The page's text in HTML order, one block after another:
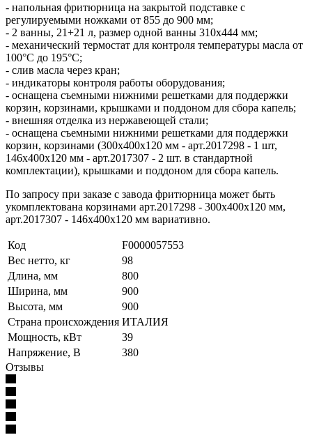
- напольная фритюрница на закрытой подставке с
регулируемыми ножками от 855 до 900 мм;
- 2 ванны, 21+21 л, размер одной ванны 310x444 мм;
- механический термостат для контроля температуры масла от
100°C до 195°C;
- слив масла через кран;
- индикаторы контроля работы оборудования;
- оснащена съемными нижними решетками для поддержки
корзин, корзинами, крышками и поддоном для сбора капель;
- внешняя отделка из нержавеющей стали;
- оснащена съемными нижними решетками для поддержки
корзин, корзинами (300x400x120 мм - арт.2017298 - 1 шт,
146x400x120 мм - арт.2017307 - 2 шт. в стандартной
комплектации), крышками и поддоном для сбора капель.
По запросу при заказе с завода фритюрница может быть
укомплектована корзинами арт.2017298 - 300x400x120 мм,
арт.2017307 - 146x400x120 мм вариативно.
Код
F0000057553
Вес нетто, кг
98
Длина, мм
800
Ширина, мм
900
Высота, мм
900
Страна происхождения ИТАЛИЯ
Мощность, кВт
39
Напряжение, В
380
Отзывы